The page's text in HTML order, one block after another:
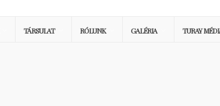
TÁRSULAT RÓLUNK GALÉRIA TURAY